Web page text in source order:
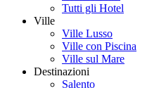
Tutti gli Hotel
Ville
Ville Lusso
Ville con Piscina
Ville sul Mare
Destinazioni
Salento